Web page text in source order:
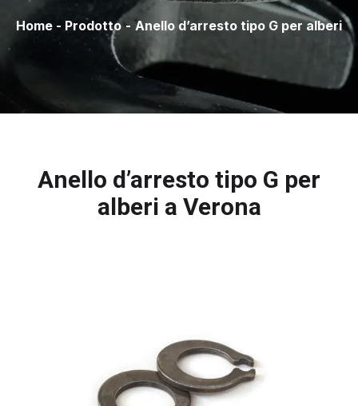
Home - Prodotto - Anello d’arresto tipo G per alberi
Anello d’arresto tipo G per
alberi a Verona